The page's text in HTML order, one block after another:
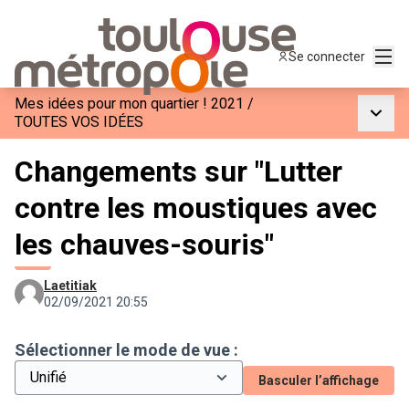
Se connecter
Mes idées pour mon quartier ! 2021 /
TOUTES VOS IDÉES
Changements sur "Lutter
contre les moustiques avec
les chauves-souris"
Laetitiak
02/09/2021 20:55
Sélectionner le mode de vue :
Basculer l’affichage